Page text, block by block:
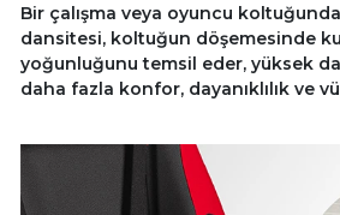
Bir çalışma veya oyuncu
dansitesi, koltuğun döşemesinde
yoğunluğunu temsil eder, yüksek
daha fazla konfor, dayanıklılık ve